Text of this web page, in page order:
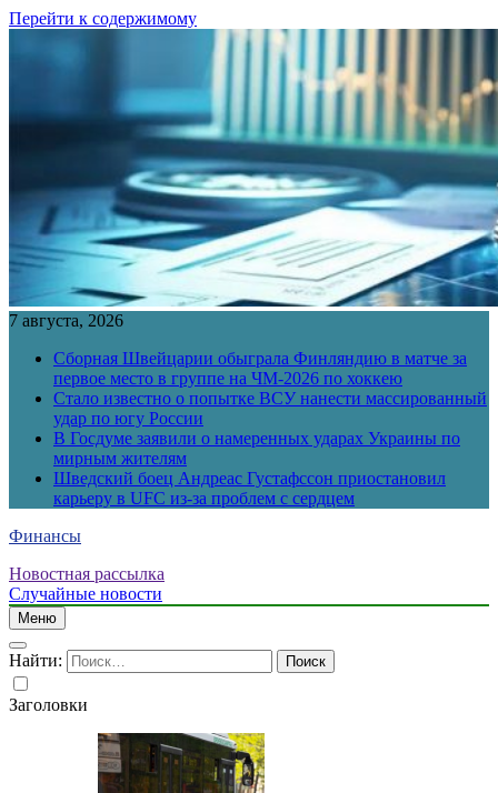
Перейти к содержимому
7 августа, 2026
Сборная Швейцарии обыграла Финляндию в матче за
первое место в группе на ЧМ-2026 по хоккею
Стало известно о попытке ВСУ нанести массированный
удар по югу России
В Госдуме заявили о намеренных ударах Украины по
мирным жителям
Шведский боец Андреас Густафссон приостановил
карьеру в UFC из-за проблем с сердцем
Финансы
Новостная рассылка
Случайные новости
Меню
Найти:
Заголовки